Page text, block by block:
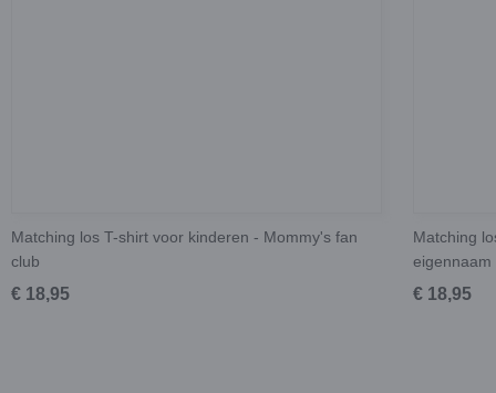
Matching los T-shirt voor kinderen - Mommy's fan
club
€ 18,95
Matching
eigennaam
€ 18,95